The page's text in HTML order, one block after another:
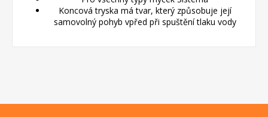
Koncová tryska má tvar, který způsobuje její
samovolný pohyb vpřed při spuštění tlaku vody